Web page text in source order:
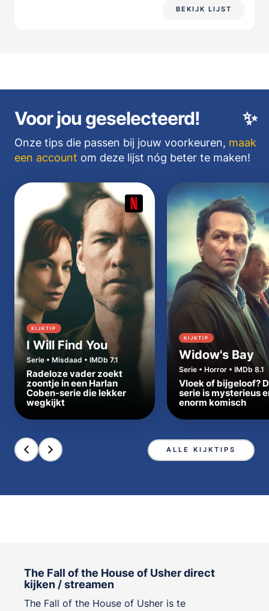
BEKIJK LIJST
✨
Voor jou geselecteerd!
Onze tips die passen bij jouw voorkeuren, maak
een account om deze lijst nóg beter te maken!
KIJKTIP
I Will Find You
Serie • Misdaad • IMDb 7.1
Radeloze vader zoekt
zoontje in een Harlan
Coben-serie die lekker
wegkijkt
KIJKTIP
Widow's Bay
Serie • Horror • IMDb 8.1
Vloek of bijgeloof?
serie is mysterieus
enorm komisch
ALLE KIJKTIPS
The Fall of the House of Usher direct
kijken / streamen
The Fall of the House of Usher is te